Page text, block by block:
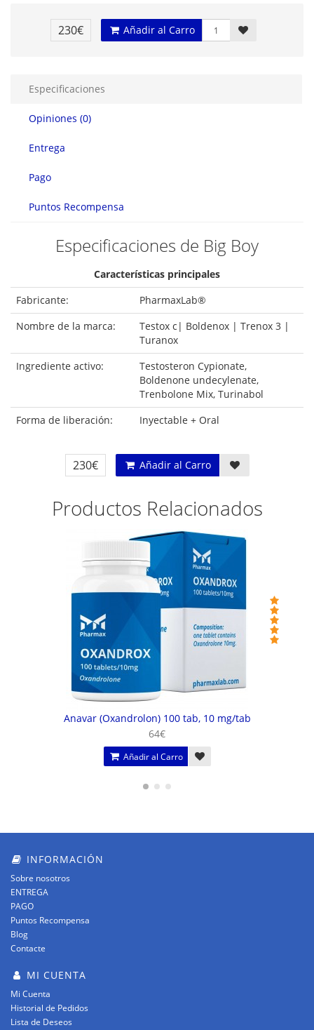
230€ Añadir al Carro
Especificaciones
Opiniones (0)
Entrega
Pago
Puntos Recompensa
Especificaciones de Big Boy
Características principales
Fabricante:
PharmaxLab®
Nombre de la marca:
Testox c| Boldenox | Trenox 3 |
Turanox
Ingrediente activo:
Testosteron Cypionate,
Boldenone undecylenate,
Trenbolone Mix, Turinabol
Forma de liberación:
Inyectable + Oral
230€ Añadir al Carro
Productos Relacionados
Anavar (Oxandrolon) 100 tab, 10 mg/tab
64€
Añadir al Carro
INFORMACIÓN
Sobre nosotros
ENTREGA
PAGO
Puntos Recompensa
Blog
Contacte
MI CUENTA
Mi Cuenta
Historial de Pedidos
Lista de Deseos